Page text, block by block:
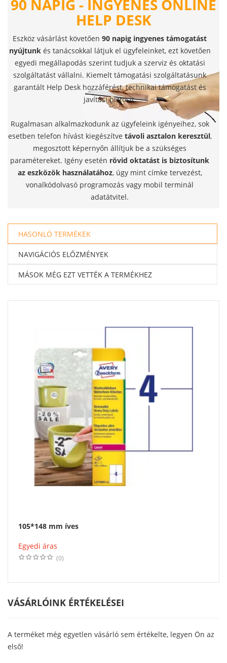
90 NAPIG - INGYENES ONLINE
HELP DESK
Eszköz vásárlást követően 90 napig ingyenes támogatást
nyújtunkés tanácsokkal látjuk el ügyfeleinket, ezt követően
egyedi megállapodás szerint tudjuk a szerviz és oktatási
szolgáltatást vállalni. Kiemelt támogatási szolgáltatásunk
garantált Help Desk hozzáférést, technikai támogatást és
javítási biztosít.
Rugalmasan alkalmazkodunk az ügyfeleink igényeihez, sok
esetben telefon hívást kiegészítve távoli asztalon keresztül,
megosztott képernyőn állítjuk be a szükséges
paramétereket. Igény esetén rövid oktatást is biztosítunk
az eszközök használatához, úgy mint címke tervezést,
vonalkódolvasó programozás vagy mobil terminál
adatátvitel.
HASONLÓ TERMÉKEK
NAVIGÁCIÓS ELŐZMÉNYEK
MÁSOK MÉG EZT VETTÉK A TERMÉKHEZ
105*148 mm íves
Egyedi áras
(0)
VÁSÁRLÓINK ÉRTÉKELÉSEI
A terméket még egyetlen vásárló sem értékelte, legyen Ön az
első!